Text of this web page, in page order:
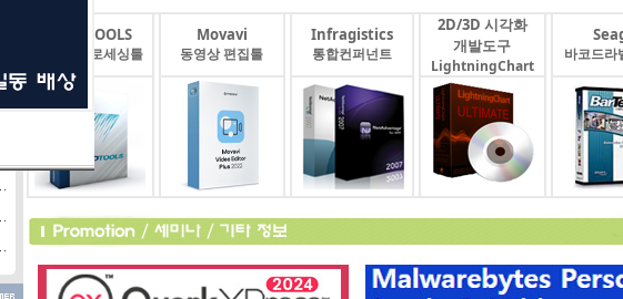
LEADTOOLS
이미지프로세싱툴
Movavi
동영상 편집툴
Infragistics
통합컨퍼넌트
2D/3D 시각화
개발도구
LightningChart
바코드라